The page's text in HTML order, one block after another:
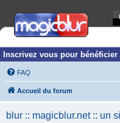
Inscrivez vous pour
FAQ
Accueil du forum
blur :: magicblur.net :: un